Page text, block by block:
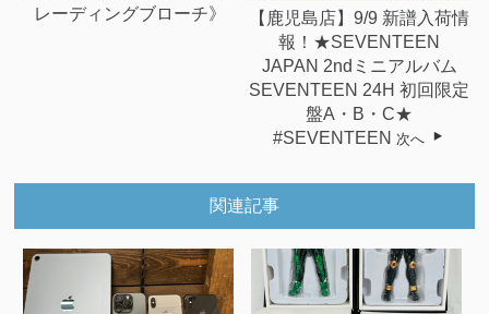
レーディングブローチ》
【鹿児島店】9/9 新譜入荷情
報！★SEVENTEEN
JAPAN 2ndミニアルバム
SEVENTEEN 24H 初回限定
盤A・B・C★
#SEVENTEEN 次へ
関連記事